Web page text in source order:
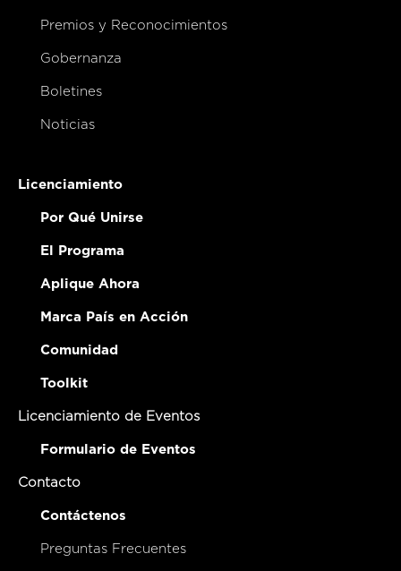
Premios y Reconocimientos
Gobernanza
Boletines
Noticias
Licenciamiento
Por Qué Unirse
El Programa
Aplique Ahora
Marca País en Acción
Comunidad
Toolkit
Licenciamiento de Eventos
Formulario de Eventos
Contacto
Contáctenos
Preguntas Frecuentes